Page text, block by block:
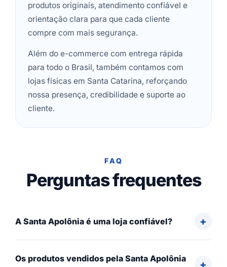
produtos originais, atendimento confiável e
orientação clara para que cada cliente
compre com mais segurança.
Além do e-commerce com entrega rápida
para todo o Brasil, também contamos com
lojas físicas em Santa Catarina, reforçando
nossa presença, credibilidade e suporte ao
cliente.
FAQ
Perguntas frequentes
A Santa Apolônia é uma loja confiável?
Os produtos vendidos pela Santa Apolônia